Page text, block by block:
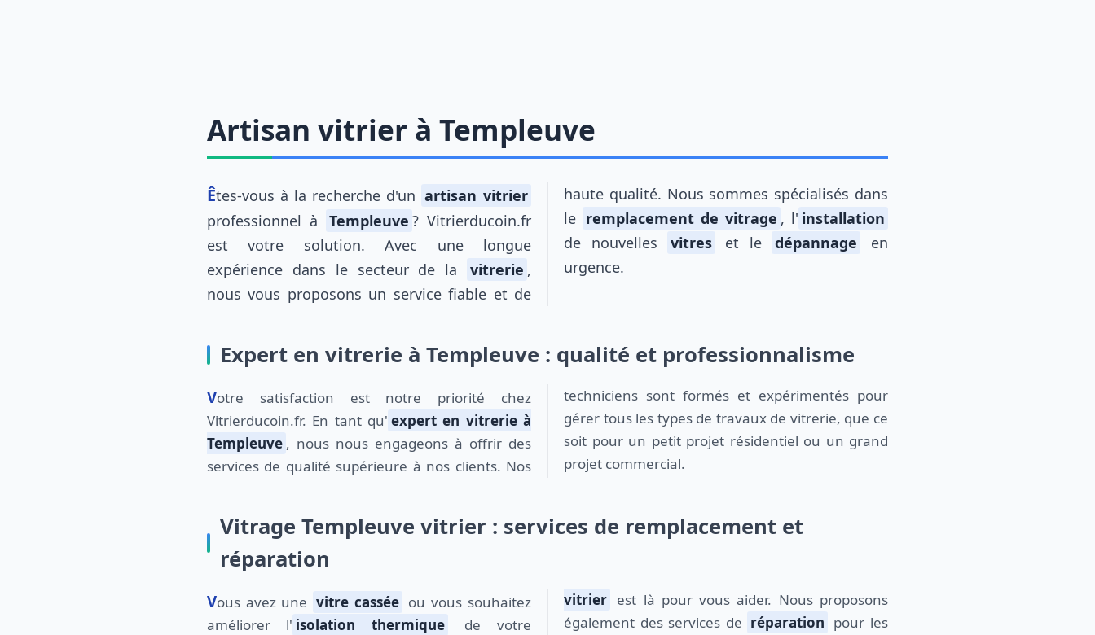
Artisan vitrier à Templeuve
Êtes-vous à la recherche d'un artisan vitrier
professionnel à
Templeuve ? Vitrierducoin.fr
est votre solution. Avec une longue
expérience dans le secteur de la
vitrerie ,
nous vous proposons un service fiable et de
haute qualité. Nous sommes spécialisés dans
le remplacement de vitrage , l' installation
de nouvelles
vitres et le dépannage
en
urgence.
Expert en vitrerie à Templeuve : qualité et professionnalisme
Votre satisfaction est notre priorité chez
Vitrierducoin.fr. En tant qu' expert en vitrerie à
Templeuve , nous nous engageons à offrir des
services de qualité supérieure à nos clients. Nos
techniciens sont formés et expérimentés pour
gérer tous les types de travaux de vitrerie, que ce
soit pour un petit projet résidentiel ou un grand
projet commercial.
Vitrage Templeuve vitrier : services de remplacement et
réparation
Vous avez une vitre cassée ou vous souhaitez
améliorer l' isolation thermique
de votre
vitrier est là pour vous aider. Nous proposons
également des services de réparation pour les